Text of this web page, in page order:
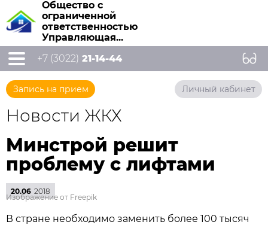
Общество с
ограниченной
ответственностью
Управляющая...
+7 (3022) 21-14-44
Запись на прием Личный кабинет
Новости ЖКХ
Минстрой решит
проблему с лифтами
20.06 2018
Изображение от Freepik
В стране необходимо заменить более 100 тысяч